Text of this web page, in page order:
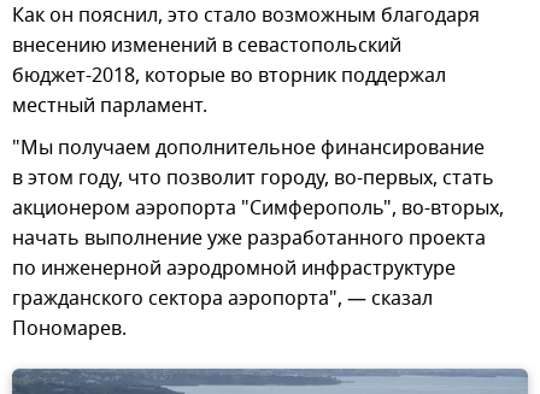
Как он пояснил, это стало возможным благодаря
внесению изменений в севастопольский
бюджет-2018, которые во вторник поддержал
местный парламент.
"Мы получаем дополнительное финансирование
в этом году, что позволит городу, во-первых, стать
акционером аэропорта "Симферополь", во-вторых,
начать выполнение уже разработанного проекта
по инженерной аэродромной инфраструктуре
гражданского сектора аэропорта", — сказал
Пономарев.